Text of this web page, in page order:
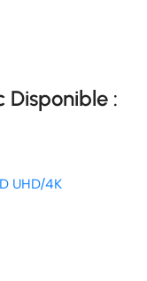
Disponible :
UHD/4K